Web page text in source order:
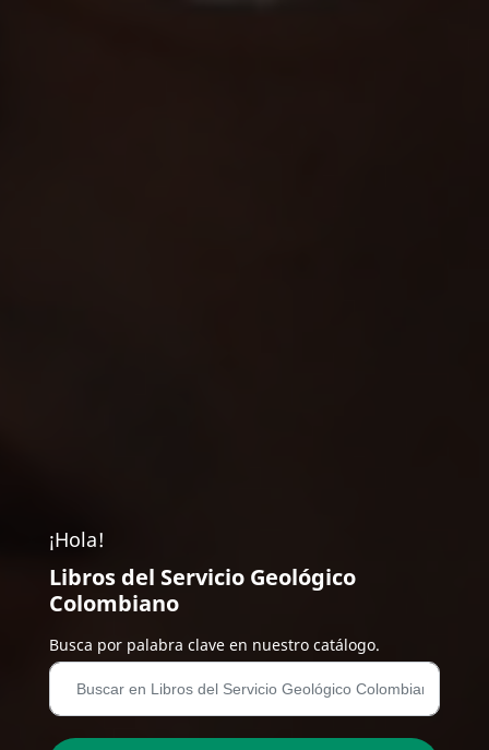
¡Hola!
Libros del Servicio Geológico
Colombiano
Busca por palabra clave en nuestro catálogo.